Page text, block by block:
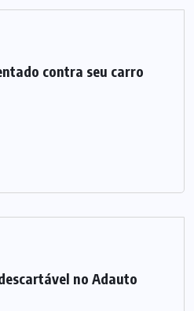
contra seu carro
no Adauto